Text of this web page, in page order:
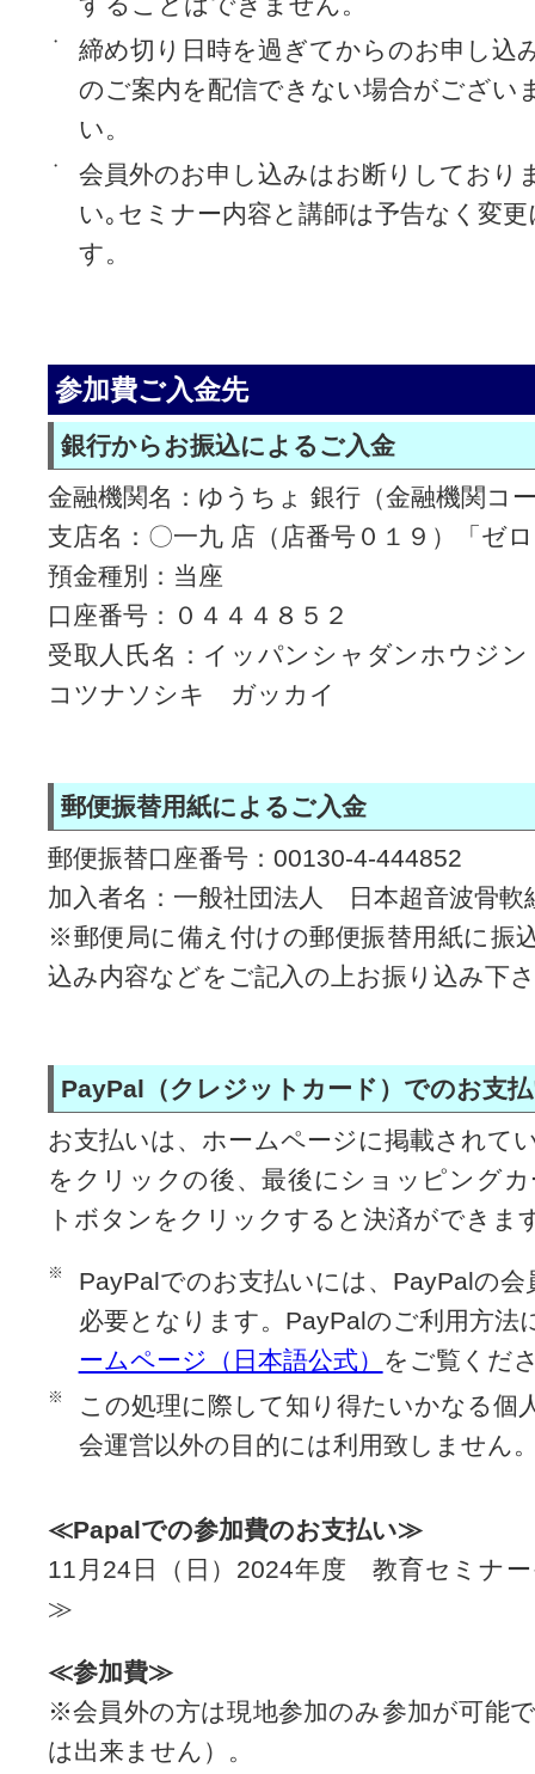
・
締め切り日時を過ぎてからのお申し込
のご案内を配信できない場合がござい
い。
・
会員外のお申し込みはお断りしており
い｡セミナー内容と講師は予告なく変
す。
参加費ご入金先
銀行からお振込によるご入金
金融機関名：ゆうちょ 銀行（金融機関コ
支店名：〇一九 店（店番号０１９）「ゼ
預金種別：当座
口座番号：０４４４８５２
受取人氏名：イッパンシャダンホウ
コツナソシキ ガッカイ
郵便振替用紙によるご入金
郵便振替口座番号：00130-4-444852
加入者名：一般社団法人 日本超音波骨軟
※郵便局に備え付けの郵便振替用紙に振
込み内容などをご記入の上お振り込み下
PayPal（クレジットカード）でのお支
お支払いは、ホームページに掲載されて
をクリックの後、最後にショッピング
トボタンをクリックすると決済ができま
※
PayPalでのお支払いには、PayPalの
必要となります。PayPalのご利用方法
ームページ（日本語公式）
をご覧くだ
※
この処理に際して知り得たいかなる個
会運営以外の目的には利用致しません
≪Papalでの参加費のお支払い≫
11月24日（日）2024年度 教育セミナ
≫
≪参加費≫
※会員外の方は現地参加のみ参加が可能
は出来ません）。